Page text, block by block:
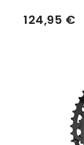
124,95 €